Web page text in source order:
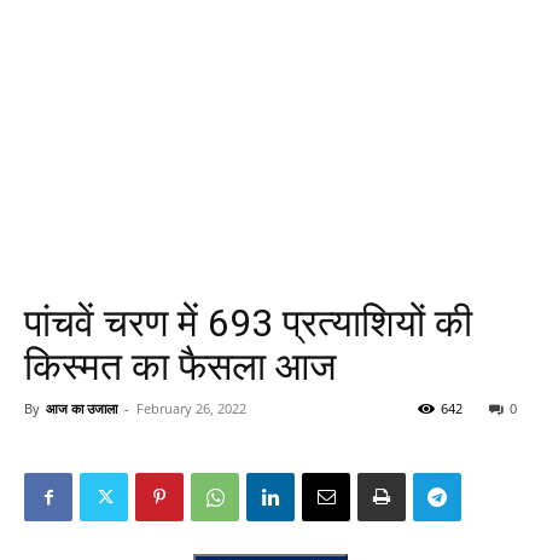
पांचवें चरण में 693 प्रत्याशियों की
किस्मत का फैसला आज
By आज का उजाला - February 26, 2022 0
642